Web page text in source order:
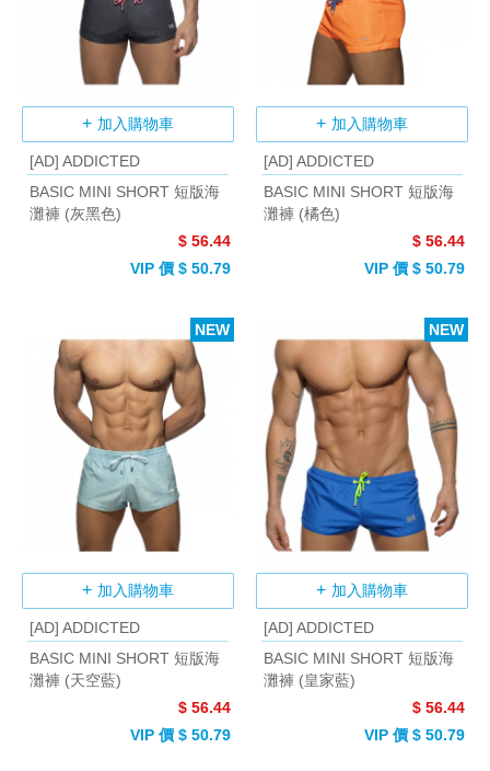
加入購物車
[AD] ADDICTED
BASIC MINI SHORT 短版海
灘褲 (灰黑色)
$ 56.44
VIP 價 $ 50.79
加入購物車
[AD] ADDICTED
BASIC MINI SHORT 短版海
灘褲 (橘色)
$ 56.44
VIP 價 $ 50.79
加入購物車
[AD] ADDICTED
BASIC MINI SHORT 短版海
灘褲 (天空藍)
$ 56.44
VIP 價 $ 50.79
NEW
加入購物車
[AD] ADDICTED
BASIC MINI SHORT 短版海
灘褲 (皇家藍)
$ 56.44
VIP 價 $ 50.79
NEW